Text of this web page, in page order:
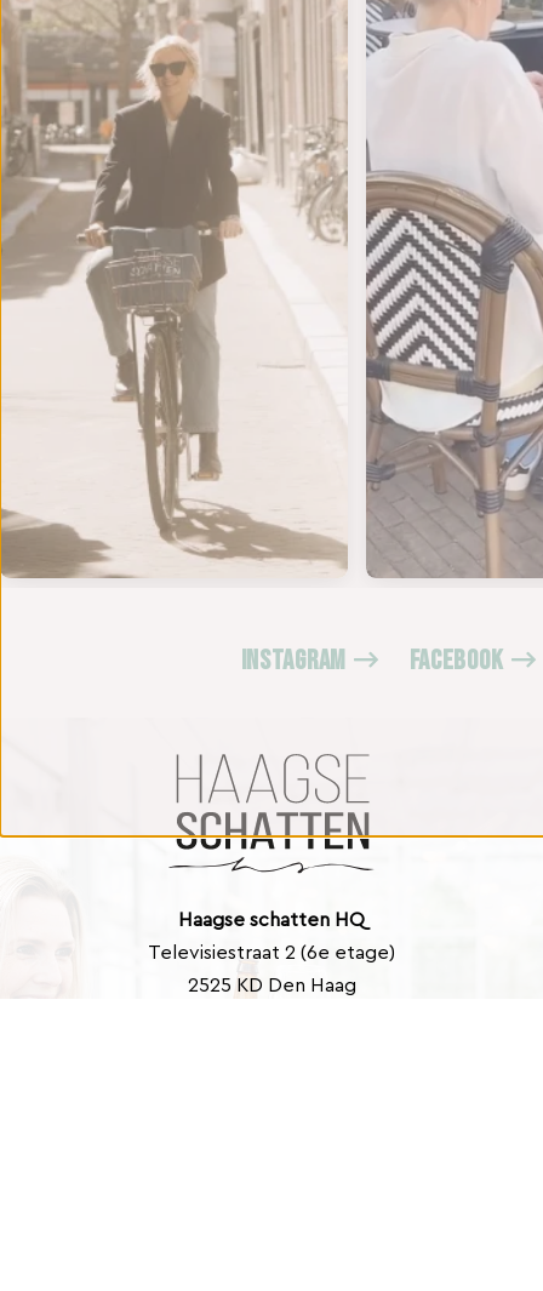
INSTAGRAM FACEBOOK
Haagse schatten HQ
Televisiestraat 2 (6e etage)
2525 KD Den Haag